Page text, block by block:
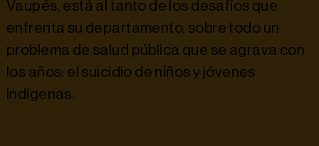
Vaupés, está al tanto de los desafíos que
enfrenta su departamento, sobre todo un
problema de salud pública que se agrava con
los años: el suicidio de niños y jóvenes
indígenas.